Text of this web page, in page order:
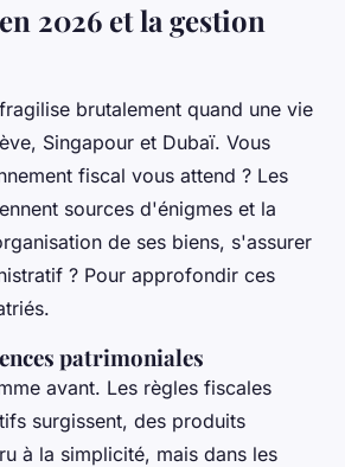
2026 et la gestion
brutalement quand une vie
Singapour et Dubaï. Vous
fiscal vous attend ? Les
sources d'énigmes et la
de ses biens, s'assurer
? Pour approfondir ces
patrimoniales
avant. Les règles fiscales
surgissent, des produits
à la simplicité, mais dans les